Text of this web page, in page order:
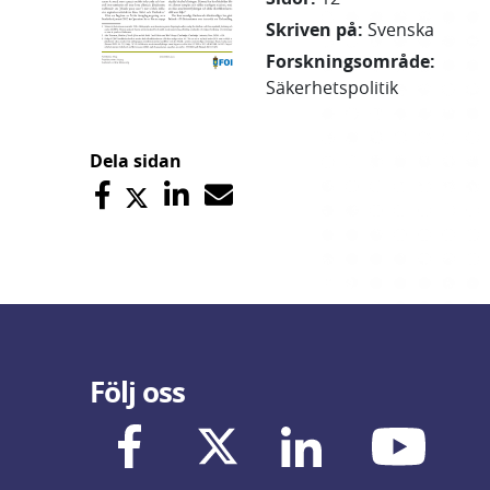
Skriven på: Svenska
Forskningsområde:
Säkerhetspolitik
Dela sidan
Följ oss